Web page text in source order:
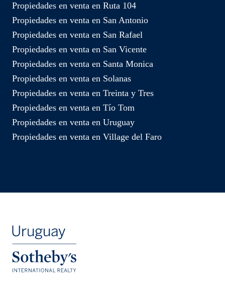
Propiedades en venta en Ruta 104
Propiedades en venta en San Antonio
Propiedades en venta en San Rafael
Propiedades en venta en San Vicente
Propiedades en venta en Santa Monica
Propiedades en venta en Solanas
Propiedades en venta en Treinta y Tres
Propiedades en venta en Tío Tom
Propiedades en venta en Uruguay
Propiedades en venta en Village del Faro